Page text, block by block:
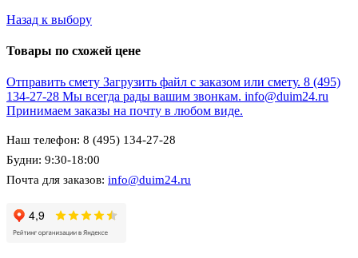
Назад к выбору
Товары по схожей цене
Отправить смету Загрузить файл с заказом или смету. 8 (495)
134-27-28 Мы всегда рады вашим звонкам. info@duim24.ru
Принимаем заказы на почту в любом виде.
Наш телефон: 8 (495) 134-27-28
Будни: 9:30-18:00
Почта для заказов: info@duim24.ru